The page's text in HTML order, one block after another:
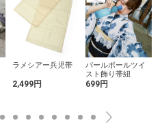
ラメシアー兵児帯
2,499円
パールボールツイ
スト飾り帯紐
699円